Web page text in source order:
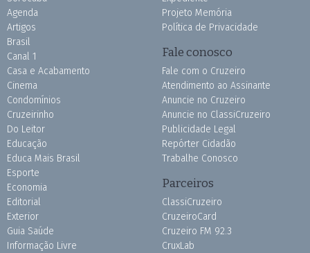
Agenda
Artigos
Brasil
Canal 1
Casa e Acabamento
Cinema
Condomínios
Cruzeirinho
Do Leitor
Educação
Educa Mais Brasil
Esporte
Economia
Editorial
Exterior
Guia Saúde
Informação Livre
Projeto Memória
Política de Privacidade
Fale conosco
Fale com o Cruzeiro
Atendimento ao Assinante
Anuncie no Cruzeiro
Anuncie no ClassiCruzeiro
Publicidade Legal
Repórter Cidadão
Trabalhe Conosco
Parceiros
ClassiCruzeiro
CruzeiroCard
Cruzeiro FM 92.3
CruxLab